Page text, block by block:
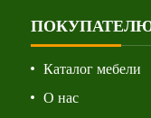
Каталог мебели
О нас